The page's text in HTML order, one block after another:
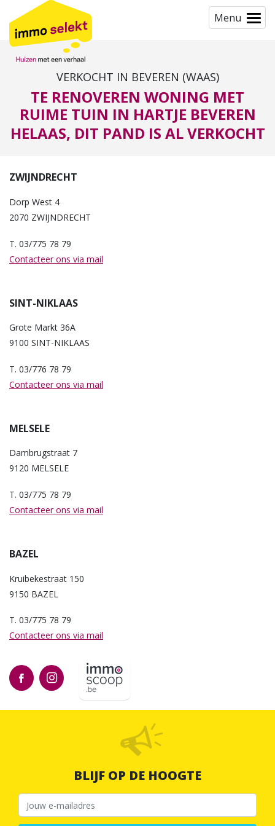
Menu
VERKOCHT IN BEVEREN (WAAS)
TE RENOVEREN WONING MET
RUIME TUIN IN HARTJE BEVEREN
HELAAS, DIT PAND IS AL VERKOCHT
ZWIJNDRECHT
Dorp West 4
2070 ZWIJNDRECHT
T. 03/775 78 79
Contacteer ons via mail
SINT-NIKLAAS
Grote Markt 36A
9100 SINT-NIKLAAS
T. 03/776 78 79
Contacteer ons via mail
MELSELE
Dambrugstraat 7
9120 MELSELE
T. 03/775 78 79
Contacteer ons via mail
BAZEL
Kruibekestraat 150
9150 BAZEL
T. 03/775 78 79
Contacteer ons via mail
BLIJF OP DE HOOGTE